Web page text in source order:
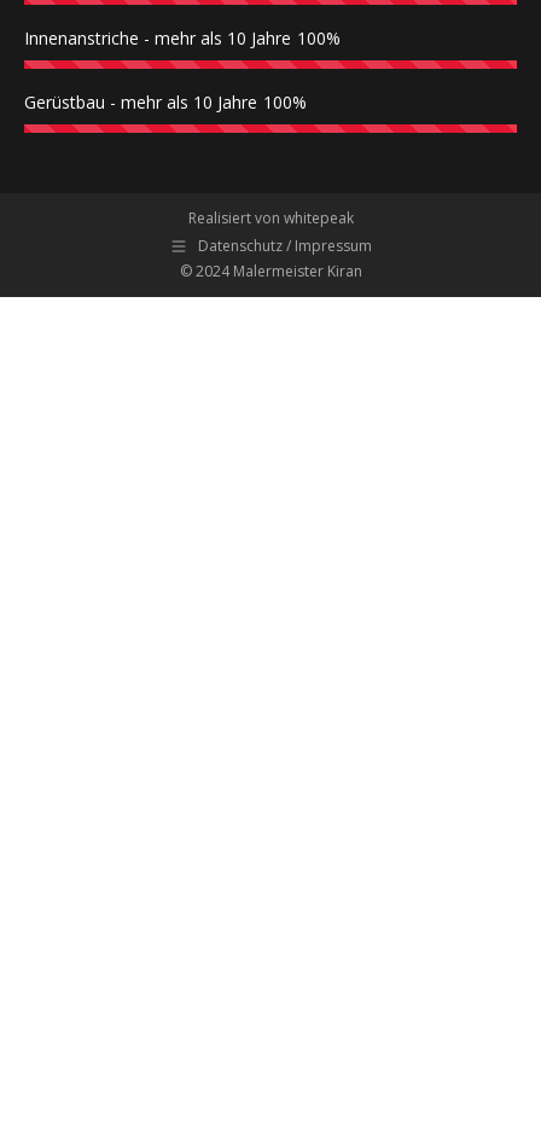
Innenanstriche - mehr als 10 Jahre 100%
Gerüstbau - mehr als 10 Jahre 100%
Realisiert von whitepeak
Datenschutz / Impressum
© 2024 Malermeister Kiran